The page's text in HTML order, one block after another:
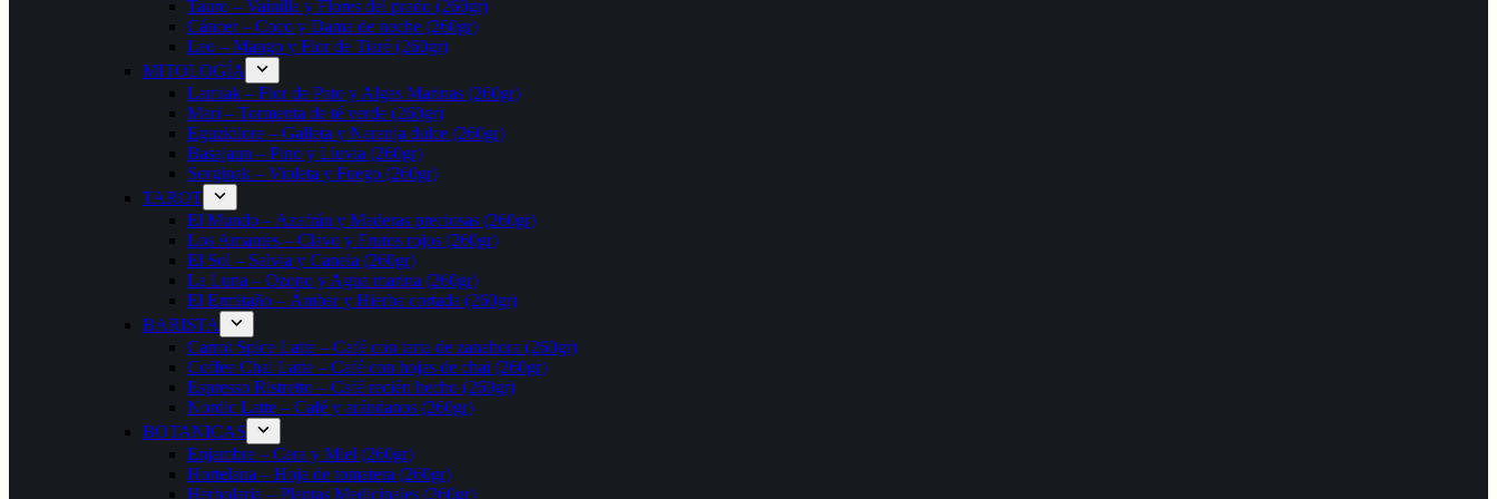
Tauro – Vainilla y Flores del prado (260gr)
Cáncer – Coco y Dama de noche (260gr)
Leo – Mango y Flor de Tiaré (260gr)
MITOLOGÍA
Lamiak – Flor de Pato y Algas Marinas (260gr)
Mari – Tormenta de té verde (260gr)
Eguzkilore – Galleta y Naranja dulce (260gr)
Basajaun – Pino y Lluvia (260gr)
Sorginak – Violeta y Fuego (260gr)
TAROT
El Mundo – Azafrán y Maderas preciosas (260gr)
Los Amantes – Clavo y Frutos rojos (260gr)
El Sol – Salvia y Canela (260gr)
La Luna – Ozono y Agua marina (260gr)
El Ermitaño – Ámbar y Hierba cortada (260gr)
BARISTA
Carrot Spice Latte – Café con tarta de zanahora (260gr)
Coffee Chai Latte – Café con hojas de chai (260gr)
Espresso Ristretto – Café recién hecho (260gr)
Nordic Latte – Café y arándanos (260gr)
BOTANICAS
Enjambre – Cera y Miel (260gr)
Hortelana – Hoja de tomatera (260gr)
Herbolaria – Plantas Medicinales (260gr)